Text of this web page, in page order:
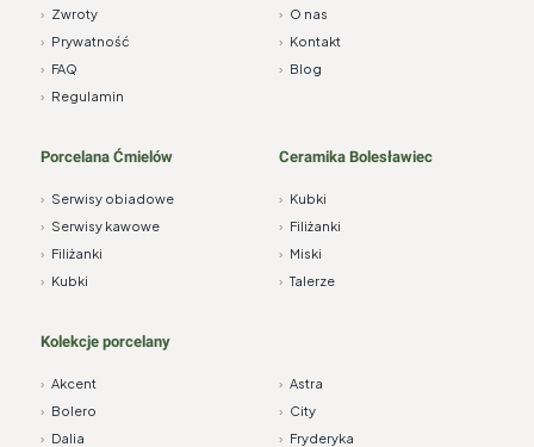
› Zwroty
› Prywatność
› FAQ
› Regulamin
› O nas
› Kontakt
› Blog
Porcelana Ćmielów
› Serwisy obiadowe
› Serwisy kawowe
› Filiżanki
› Kubki
Ceramika Bolesławiec
› Kubki
› Filiżanki
› Miski
› Talerze
Kolekcje porcelany
› Akcent › Astra
› Bolero › City
› Dalia › Fryderyka